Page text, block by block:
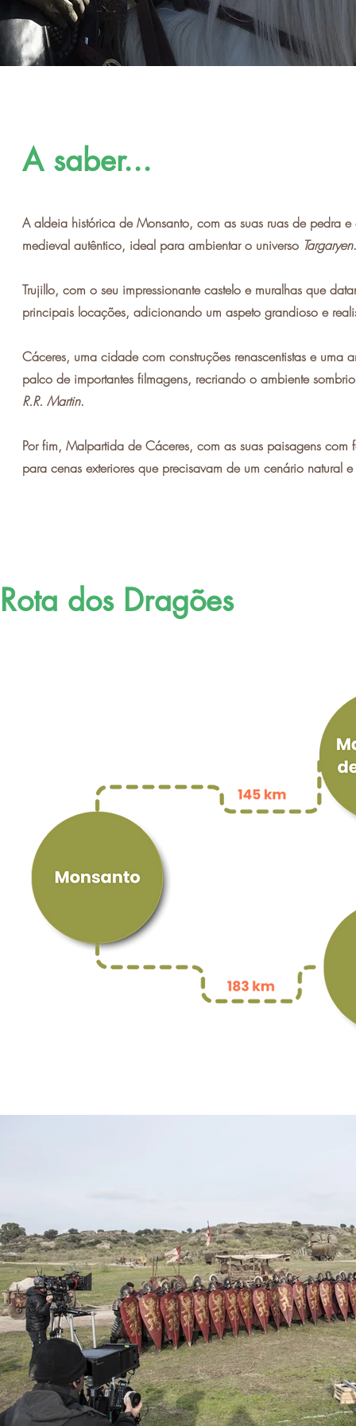
A saber...
A aldeia histórica de Monsanto, com as suas ruas de pedra
medieval autêntico, ideal para ambientar o universo Targaryen.
Trujillo, com o seu impressionante castelo e muralhas que
principais locações, adicionando um aspeto grandioso e
Cáceres, uma cidade com construções renascentistas e uma
palco de importantes filmagens, recriando o ambiente
R.R. Martin.
Por fim, Malpartida de Cáceres, com as suas paisagens com
para cenas exteriores que precisavam de um cenário natural
Rota dos Dragões